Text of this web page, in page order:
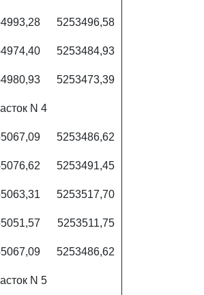
5253496,58
5253484,93
5253473,39
N 4
5253486,62
5253491,45
5253517,70
5253511,75
5253486,62
N 5